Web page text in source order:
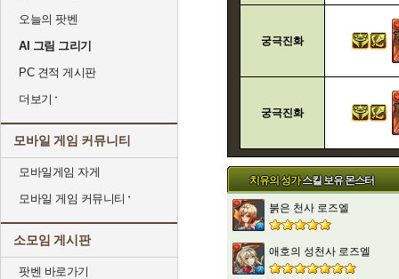
오늘의 팟벤
AI 그림 그리기
PC 견적 게시판
더보기
모바일 게임 커뮤니티
모바일게임 자게
모바일 게임 커뮤니티
소모임 게시판
팟벤 바로가기
궁극진화
궁극진화
치유의 성가스킬 보유 몬스터
붉은 천사 로즈엘
애호의 성천사 로즈엘